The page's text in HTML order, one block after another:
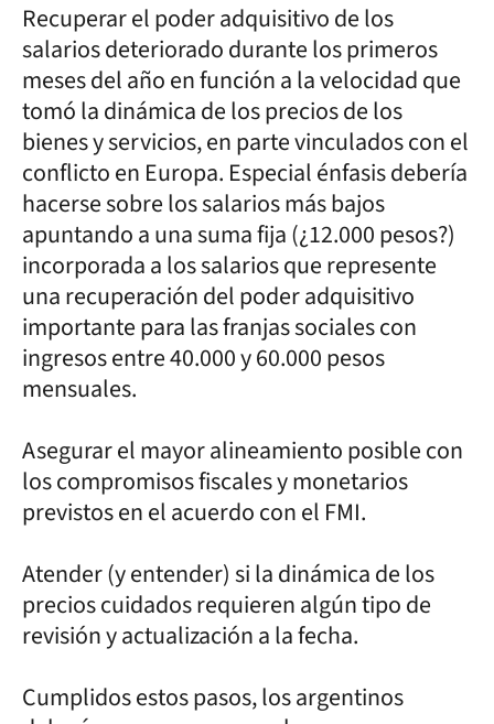
Recuperar el poder adquisitivo de los
salarios deteriorado durante los primeros
meses del año en función a la velocidad que
tomó la dinámica de los precios de los
bienes y servicios, en parte vinculados con el
conflicto en Europa. Especial énfasis debería
hacerse sobre los salarios más bajos
apuntando a una suma fija (¿12.000 pesos?)
incorporada a los salarios que represente
una recuperación del poder adquisitivo
importante para las franjas sociales con
ingresos entre 40.000 y 60.000 pesos
mensuales.
Asegurar el mayor alineamiento posible con
los compromisos fiscales y monetarios
previstos en el acuerdo con el FMI.
Atender (y entender) si la dinámica de los
precios cuidados requieren algún tipo de
revisión y actualización a la fecha.
Cumplidos estos pasos, los argentinos